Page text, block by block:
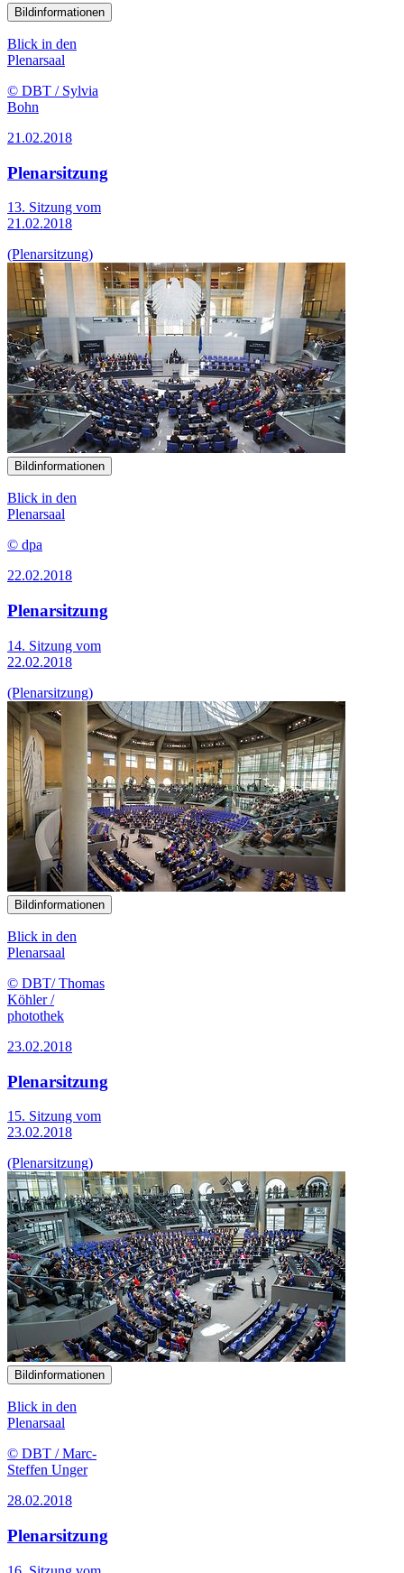
Bildinformationen
Blick in den
Plenarsaal
© DBT / Sylvia
Bohn
21.02.2018
Plenarsitzung
13. Sitzung vom
21.02.2018
(Plenarsitzung)
Bildinformationen
Blick in den
Plenarsaal
© dpa
22.02.2018
Plenarsitzung
14. Sitzung vom
22.02.2018
(Plenarsitzung)
Bildinformationen
Blick in den
Plenarsaal
© DBT/ Thomas
Köhler /
photothek
23.02.2018
Plenarsitzung
15. Sitzung vom
23.02.2018
(Plenarsitzung)
Bildinformationen
Blick in den
Plenarsaal
© DBT / Marc-
Steffen Unger
28.02.2018
Plenarsitzung